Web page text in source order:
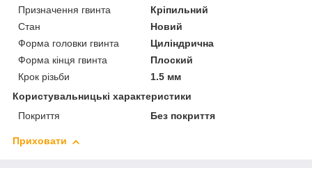
Призначення гвинта
Кріпильний
Стан
Новий
Форма головки гвинта
Циліндрична
Форма кінця гвинта
Плоский
Крок різьби
1.5 мм
Користувальницькі характеристики
Покриття
Без покриття
Приховати